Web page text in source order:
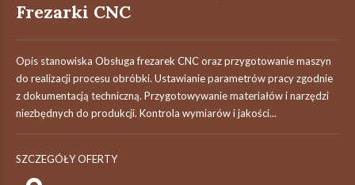
Frezarki CNC
Opis stanowiska Obsługa frezarek CNC oraz przygotowanie maszyn
do realizacji procesu obróbki. Ustawianie parametrów pracy zgodnie
z dokumentacją techniczną. Przygotowywanie materiałów i narzędzi
niezbędnych do produkcji. Kontrola wymiarów i jakości...
SZCZEGÓŁY OFERTY